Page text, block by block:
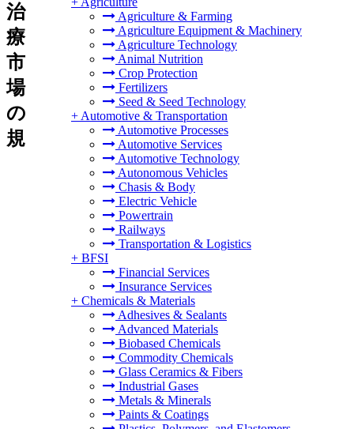
Agriculture & Farming
Agriculture Equipment & Machinery
Agriculture Technology
Animal Nutrition
Crop Protection
Fertilizers
Seed & Seed Technology
+ Automotive & Transportation
Automotive Processes
Automotive Services
Automotive Technology
Autonomous Vehicles
Chasis & Body
Electric Vehicle
Powertrain
Railways
Transportation & Logistics
+ BFSI
Financial Services
Insurance Services
+ Chemicals & Materials
Adhesives & Sealants
Advanced Materials
Biobased Chemicals
Commodity Chemicals
Glass Ceramics & Fibers
Industrial Gases
Metals & Minerals
Paints & Coatings
治
療
市
場
の
規